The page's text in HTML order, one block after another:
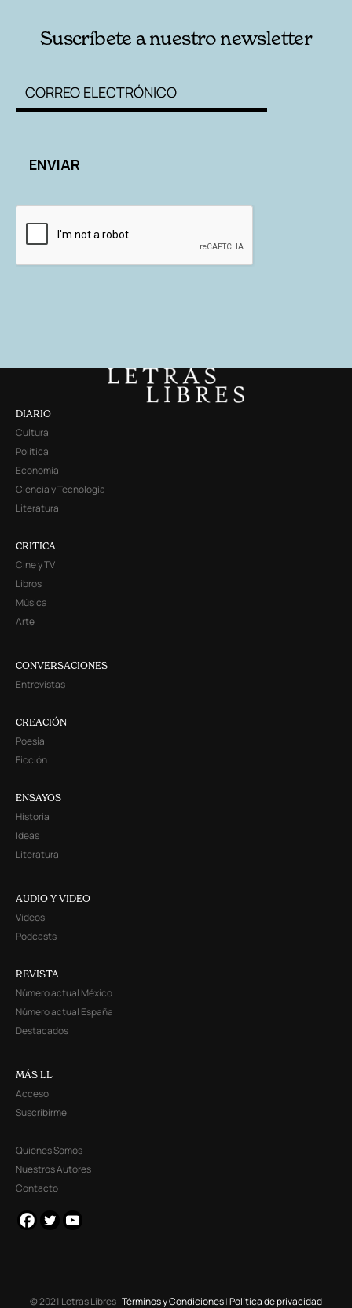
Suscríbete a nuestro newsletter
DIARIO
Cultura
Política
Economía
Ciencia y Tecnología
Literatura
CRITICA
Cine y TV
Libros
Música
Arte
CONVERSACIONES
Entrevistas
CREACIÓN
Poesía
Ficción
ENSAYOS
Historia
Ideas
Literatura
AUDIO Y VIDEO
Videos
Podcasts
REVISTA
Número actual México
Número actual España
Destacados
MÁS LL
Acceso
Suscribirme
Quienes Somos
Nuestros Autores
Contacto
© 2021 Letras Libres |Términos y Condiciones|Política de privacidad